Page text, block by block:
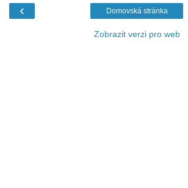
‹ Domovská stránka
Zobrazit verzi pro web